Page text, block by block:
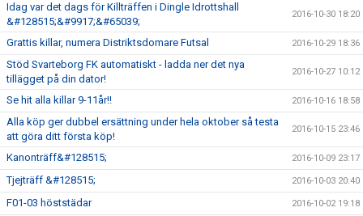
Idag var det dags för Killträffen i Dingle Idrottshall
&#128515;&#9917;&#65039;
2016-10-30 18:20
Grattis killar, numera Distriktsdomare Futsal 2016-10-29 18:36
Stöd Svarteborg FK automatiskt - ladda ner det nya
tillägget på din dator!
2016-10-27 10:12
Se hit alla killar 9-11år!! 2016-10-16 18:58
Alla köp ger dubbel ersättning under hela oktober så testa
att göra ditt första köp!
2016-10-15 23:46
Kanonträff&#128515; 2016-10-09 23:17
Tjejträff &#128515; 2016-10-03 20:40
F01-03 höststädar 2016-10-02 19:18